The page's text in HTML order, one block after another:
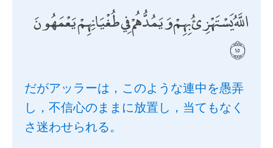
اللَّهُ يَسْتَهْزِئُ بِهِمْ وَيَمُدُّهُمْ فِي طُغْيَانِهِمْ يَعْمَهُونَ
だがアッラーは，このような連中を愚弄
し，不信心のままに放置し，当てもなく
さ迷わせられる。